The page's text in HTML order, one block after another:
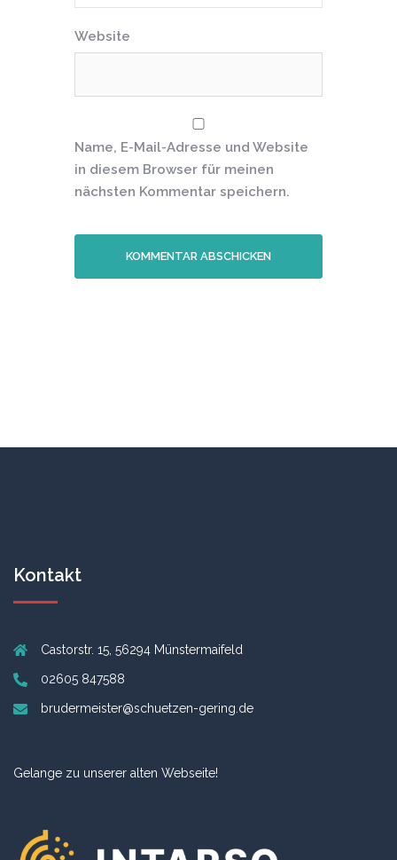
Website
Name, E-Mail-Adresse und Website
in diesem Browser für meinen
nächsten Kommentar speichern.
Kontakt
Castorstr. 15, 56294 Münstermaifeld
02605 847588
brudermeister@schuetzen-gering.de
Gelange zu unserer alten Webseite!